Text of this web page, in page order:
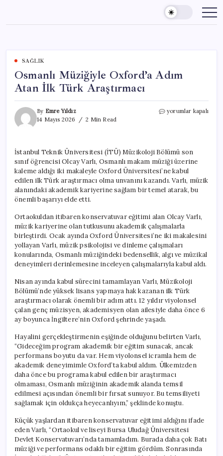
content
SAĞLIK
Osmanlı Müziğiyle Oxford’a Adım
Atan İlk Türk Araştırmacı
By Emre Yıldız
14 Mayıs 2026
2 Min Read
Osmanlı
İlk
Türk
Araştırmacı
için
yorumlar kapalı
İstanbul Teknik Üniversitesi (İTÜ) Müzikoloji Bölümü son
sınıf öğrencisi Olcay Varlı, Osmanlı makam müziği üzerine
kaleme aldığı iki makaleyle Oxford Üniversitesi’ne kabul
edilen ilk Türk araştırmacı olma unvanını kazandı. Varlı, müzik
alanındaki akademik kariyerine sağlam bir temel atarak, bu
önemli başarıyı elde etti.
Ortaokuldan itibaren konservatuvar eğitimi alan Olcay Varlı,
müzik kariyerine olan tutkusunu akademik çalışmalarla
birleştirdi. Ocak ayında Oxford Üniversitesi’ne iki makalesini
yollayan Varlı, müzik psikolojisi ve dinleme çalışmaları
konularında, Osmanlı müziğindeki bedensellik, algı ve müzikal
deneyimleri derinlemesine inceleyen çalışmalarıyla kabul aldı.
Nisan ayında kabul sürecini tamamlayan Varlı, Müzikoloji
Bölümü’nde yüksek lisans yapmaya hak kazanan ilk Türk
araştırmacı olarak önemli bir adım attı. 12 yıldır viyolonsel
çalan genç müzisyen, akademisyen olan ailesiyle daha önce 6
ay boyunca İngiltere’nin Oxford şehrinde yaşadı.
Hayalini gerçekleştirmenin eşiğinde olduğunu belirten Varlı,
“Gideceğim program akademik bir eğitim sunacak, ancak
performans boyutu da var. Hem viyolonsel icramla hem de
akademik deneyimimle Oxford’ta kabul aldım. Ülkemizden
daha önce bu programa kabul edilen bir araştırmacı
olmaması, Osmanlı müziğinin akademik alanda temsil
edilmesi açısından önemli bir fırsat sunuyor. Bu temsiliyeti
sağlamak için oldukça heyecanlıyım,” şeklinde konuştu.
Küçük yaşlardan itibaren konservatuvar eğitimi aldığını ifade
eden Varlı, “Ortaokul ve liseyi Bursa Uludağ Üniversitesi
Devlet Konservatuvarı’nda tamamladım. Burada daha çok Batı
müziği ve performans odaklı bir eğitim gördüm. Sonrasında